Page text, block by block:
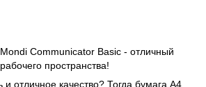
Communicator Basic - отличный
пространства!
и отличное качество? Тогда бумага А4